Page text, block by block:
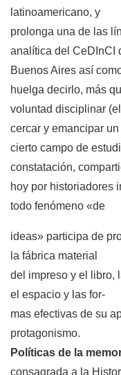
latinoamericano, y
prolonga una de las
analítica del CeDInCI
Buenos Aires así
huelga decirlo, más
voluntad disciplinar
cercar y emancipar un
cierto campo de
constatación,
hoy por historiadores
todo fenómeno «de
ideas» participa de
la fábrica material
del impreso y el libro,
el espacio y las for-
mas efectivas de su
protagonismo.
Políticas de la
consagrada a la